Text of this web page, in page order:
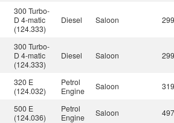
300 Turbo-
D 4-matic
(124.333)
Diesel Saloon
300 Turbo-
D 4-matic
(124.333)
Diesel Saloon
320 E
(124.032)
Petrol
Engine
Saloon
500 E
(124.036)
Petrol
Engine
Saloon